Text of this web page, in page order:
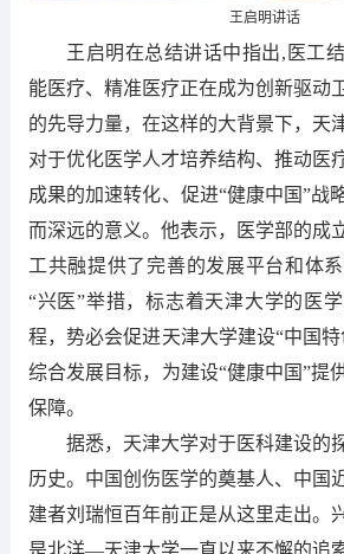
王启明讲话
王启明在总结讲话中指出,医工
能医疗、精准医疗正在成为创新驱动
的先导力量，在这样的大背景下，天
对于优化医学人才培养结构、推动医
成果的加速转化、促进“健康中国”战
而深远的意义。他表示，医学部的成
工共融提供了完善的发展平台和体
“兴医”举措，标志着天津大学的医
程，势必会促进天津大学建设“中国
综合发展目标，为建设“健康中国”提
保障。
据悉，天津大学对于医科建设的
历史。中国创伤医学的奠基人、中国
建者刘瑞恒百年前正是从这里走出。